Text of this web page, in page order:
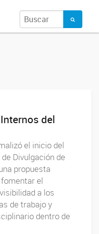
del
el inicio del
Divulgación de
propuesta
el
a los
de trabajo y
dentro de